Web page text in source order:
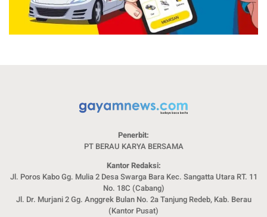
Penerbit:
PT BERAU KARYA BERSAMA
Kantor Redaksi:
Jl. Poros Kabo Gg. Mulia 2 Desa Swarga Bara Kec. Sangatta Utara RT. 11
No. 18C (Cabang)
Jl. Dr. Murjani 2 Gg. Anggrek Bulan No. 2a Tanjung Redeb, Kab. Berau
(Kantor Pusat)